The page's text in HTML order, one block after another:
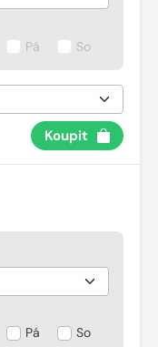
Pá So
Koupit
Pá So